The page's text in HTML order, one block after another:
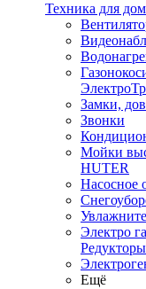
Техника для
Замки,
Звонки
Мойки
HUTER
Насосное
Электро
Ещё